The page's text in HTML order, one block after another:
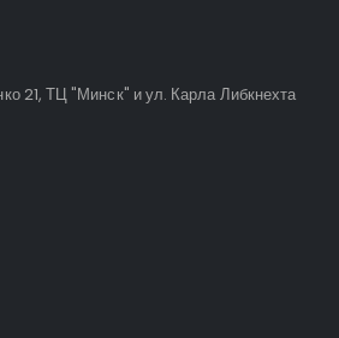
21, ТЦ "Минск" и ул. Карла Либкнехта